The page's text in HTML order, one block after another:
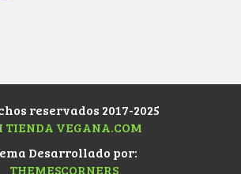
reservados 2017-2025
TIENDA VEGANA.COM
Desarrollado por:
THEMESCORNERS